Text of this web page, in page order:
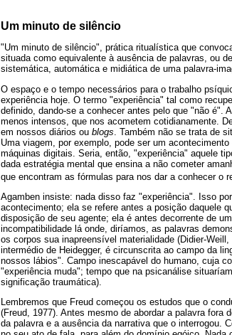
Um minuto de silêncio
"Um minuto de silêncio", prática ritualística que
situada como equivalente à ausência de palavras, ou
sistemática, automática e midiática de uma palavra-
O espaço e o tempo necessários para o trabalho
experiência hoje. O termo "experiência" tal como
definido, dando-se a conhecer antes pelo que "não
menos intensos, que nos acometem cotidianamente.
em nossos diários ou blogs . Também não se trata de
Uma viagem, por exemplo, pode ser um
máquinas digitais. Seria, então, "experiência" aquele
dada estratégia mental que ensina a não cometer
que encontram as fórmulas para nos dar a conhecer o
Agamben insiste: nada disso faz "experiência". Isso
acontecimento; ela se refere antes a posição daquele
disposição de seu agente; ela é antes decorrente de
incompatibilidade lá onde, diríamos, as palavras
os corpos sua inapreensível materialidade (Didier-
intermédio de Heidegger, é circunscrita ao campo da
nossos lábios". Campo inescapável do humano, cuja
"experiência muda"; tempo que na psicanálise
significação traumática).
Lembremos que Freud começou os estudos que o
(Freud, 1977). Antes mesmo de abordar a palavra
da palavra e a ausência da narrativa que o interrogou.